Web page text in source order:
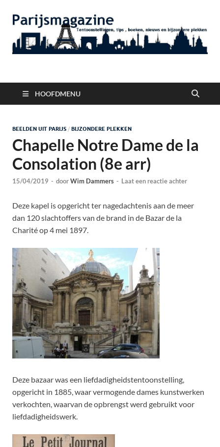
Parijsmagazine
HOOFDMENU
BEELDEN UIT PARIJS / BIJZONDERE PLEKKEN
Chapelle Notre Dame de la
Consolation (8e arr)
15/04/2019 - doorWim Dammers - Laat een reactie achter
Deze kapel is opgericht ter nagedachtenis aan de meer
dan 120 slachtoffers van de brand in de Bazar de la
Charité op 4 mei 1897.
Deze bazaar was een liefdadigheidstentoonstelling,
opgericht in 1885, waar vermogende dames kunstwerken
verkochten, waarvan de opbrengst werd gebruikt voor
liefdadigheidswerk.